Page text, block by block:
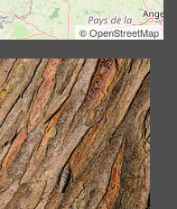
©OpenStreetMap
nuageux
visites